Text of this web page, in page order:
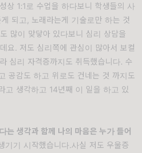
상 1:1로 수업을 하다보니 학생들의 사
되고, 노래라는게 기술로만 하는 것
많이 맞닿아 있다보니 심리 상담을
요. 저도 심리쪽에 관심이 많아서 보컬
심리 자격증까지도 취득했습니다. 수
공감도 하고 위로도 건네는 것 까지도
고 생각하고 14년째 이 일을 하고 있
는 생각과 함께 나의 마음은 누가 들어
기기 시작했습니다.사실 저도 우울증